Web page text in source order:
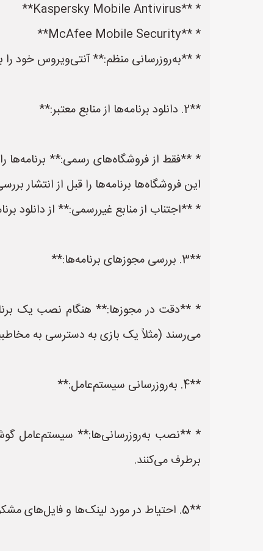
* **Kaspersky Mobile Antivirus**
* **McAfee Mobile Security**
* **به‌روزرسانی منظم:** آنتی‌ویروس خود را
**2. دانلود برنامه‌ها از منابع معتبر:**
این فروشگاه‌ها برنامه‌ها را قبل از انتشار
* **اجتناب از منابع غیررسمی:** از دانلود
**3. بررسی مجوزهای برنامه‌ها:**
* **دقت در مجوزها:** هنگام نصب یک
می‌رسند (مثلاً یک بازی به دسترسی به
**4. به‌روزرسانی سیستم‌عامل:**
* **نصب به‌روزرسانی‌ها:** سیستم‌عامل
برطرف می‌کنند.
**5. احتیاط در مورد لینک‌ها و فایل‌های مشکوک:**